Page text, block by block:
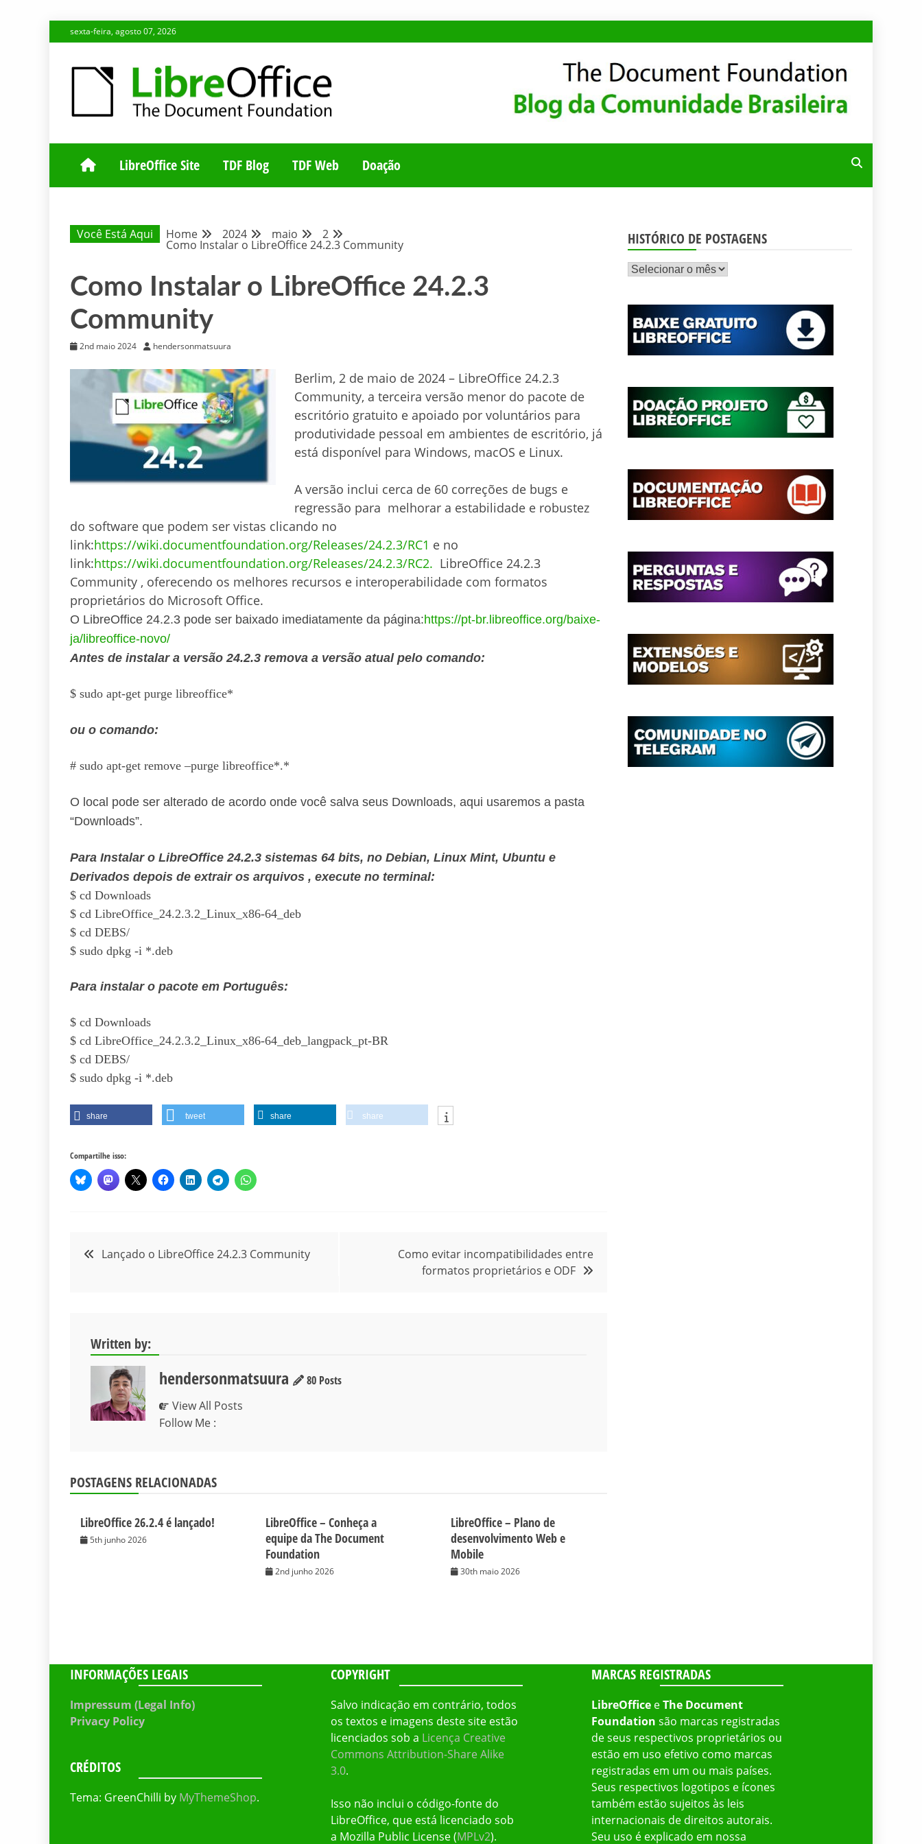
to
sexta-feira, agosto 07, 2026
BLOG DA COMUNIDADE BRASILEIRA
LibreOffice Site TDF Blog TDF Web Doação
Você Está Aqui Home 2024 maio 2
Como Instalar o LibreOffice 24.2.3 Community
Como Instalar o LibreOffice 24.2.3
Community
2nd maio 2024 hendersonmatsuura
Berlim, 2 de maio de 2024 – LibreOffice 24.2.3
Community, a terceira versão menor do pacote de
escritório gratuito e apoiado por voluntários para
produtividade pessoal em ambientes de escritório, já
está disponível para Windows, macOS e Linux.
A versão inclui cerca de 60 correções de bugs e
regressão para melhorar a estabilidade e robustez
do software que podem ser vistas clicando no
link:https://wiki.documentfoundation.org/Releases/24.2.3/RC1 e no
link:https://wiki.documentfoundation.org/Releases/24.2.3/RC2. LibreOffice 24.2.3
Community , oferecendo os melhores recursos e interoperabilidade com formatos
proprietários do Microsoft Office.
O LibreOffice 24.2.3 pode ser baixado imediatamente da página:https://pt-br.libreoffice.org/baixe-
ja/libreoffice-novo/
Antes de instalar a versão 24.2.3 remova a versão atual pelo comando:
$ sudo apt-get purge libreoffice*
ou o comando:
# sudo apt-get remove –purge libreoffice*.*
O local pode ser alterado de acordo onde você salva seus Downloads, aqui usaremos a pasta
“Downloads”.
Para Instalar o LibreOffice 24.2.3 sistemas 64 bits, no Debian, Linux Mint, Ubuntu e
Derivados depois de extrair os arquivos , execute no terminal:
$ cd Downloads
$ cd LibreOffice_24.2.3.2_Linux_x86-64_deb
$ cd DEBS/
$ sudo dpkg -i *.deb
Para instalar o pacote em Português:
$ cd Downloads
$ cd LibreOffice_24.2.3.2_Linux_x86-64_deb_langpack_pt-BR
$ cd DEBS/
$ sudo dpkg -i *.deb
share tweet share share
Compartilhe isso:
Navegação
Lançado o LibreOffice 24.2.3 Community
Como evitar incompatibilidades entre
formatos proprietários e ODF
Written by:
hendersonmatsuura
80 Posts
View All Posts
Follow Me :
POSTAGENS RELACIONADAS
LibreOffice 26.2.4 é lançado!
5th junho 2026
LibreOffice – Conheça a
equipe da The Document
Foundation
2nd junho 2026
LibreOffice – Plano de
desenvolvimento Web e
Mobile
30th maio 2026
HISTÓRICO DE POSTAGENS
Histórico
postagens
INFORMAÇÕES LEGAIS
Impressum (Legal Info)
Privacy Policy
CRÉDITOS
Tema: GreenChilli by MyThemeShop.
COPYRIGHT
Salvo indicação em contrário, todos
os textos e imagens deste site estão
licenciados sob a Licença Creative
Commons Attribution-Share Alike
3.0.
Isso não inclui o código-fonte do
LibreOffice, que está licenciado sob
a Mozilla Public License (MPLv2).
MARCAS REGISTRADAS
LibreOfficeeThe Document
Foundation são marcas registradas
de seus respectivos proprietários ou
estão em uso efetivo como marcas
registradas em um ou mais países.
Seus respectivos logotipos e ícones
também estão sujeitos às leis
internacionais de direitos autorais.
Seu uso é explicado em nossa